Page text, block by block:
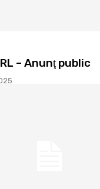
– Anunţ public